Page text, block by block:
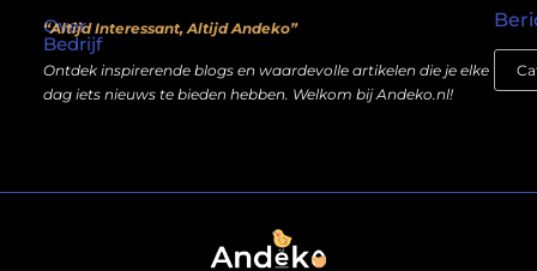
Over
Bedrijf
“Altijd Interessant, Altijd Andeko”
Ontdek inspirerende blogs en waardevolle artikelen die je elke
dag iets nieuws te bieden hebben. Welkom bij Andeko.nl!